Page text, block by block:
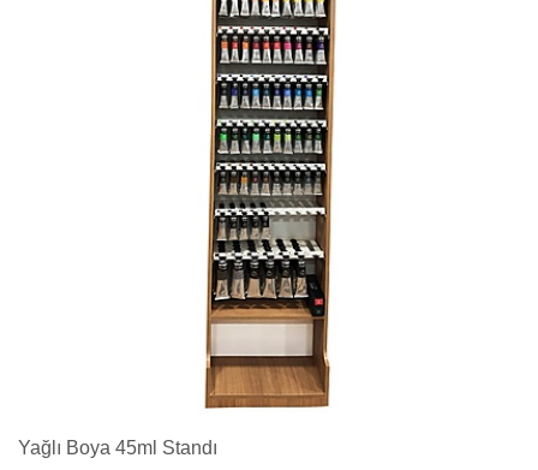
Yağlı Boya 45ml Standı